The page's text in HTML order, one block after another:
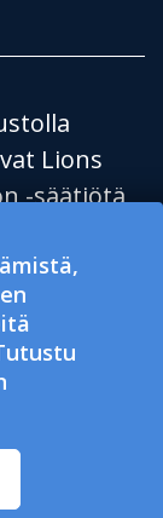
Lions
-säätiötä
Lions
ja LCIF